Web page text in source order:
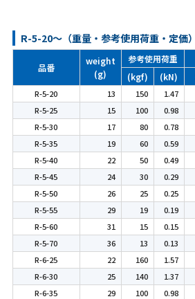
R-5-20～（重量・参考使用荷重・定価）
品番
weight
(g)
参考使用荷重
(kgf) (kN)
R-5-20 13 150 1.47
R-5-25
15 100 0.98
R-5-30
17 80 0.78
R-5-35
19 60 0.59
R-5-40
22 50 0.49
R-5-45
24 30 0.29
R-5-50
26 25 0.25
R-5-55
29 19 0.19
R-5-60
31 15 0.15
R-5-70
36 13 0.13
R-6-25
22 160 1.57
R-6-30
25 140 1.37
R-6-35
29 100 0.98